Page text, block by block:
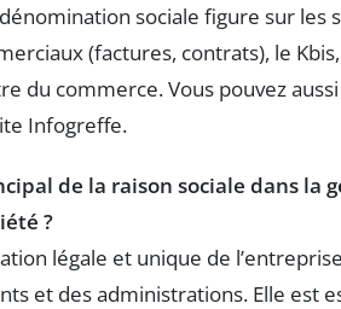
sociale figure sur les
(factures, contrats), le
du commerce. Vous pouvez
Infogreffe.
de la raison sociale dans la
?
légale et unique de
et des administrations. Elle est